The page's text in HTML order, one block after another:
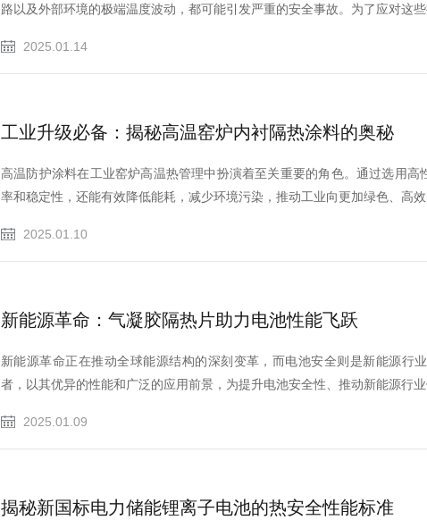
路以及外部环境的极端温度波动，都可能引发严重的安全事故。为了应对这
2025.01.14
工业升级必备：揭秘高温窑炉内衬隔热涂料的奥秘
高温防护涂料在工业窑炉高温热管理中扮演着至关重要的角色。通过选用
率和稳定性，还能有效降低能耗，减少环境污染，推动工业向更加绿色、高效
2025.01.10
新能源革命：气凝胶隔热片助力电池性能飞跃
新能源革命正在推动全球能源结构的深刻变革，而电池安全则是新能源行
者，以其优异的性能和广泛的应用前景，为提升电池安全性、推动新能源行
2025.01.09
揭秘新国标电力储能锂离子电池的热安全性能标准